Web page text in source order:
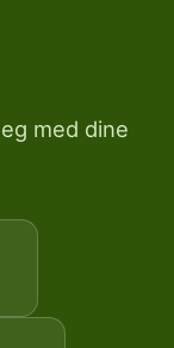
med dine